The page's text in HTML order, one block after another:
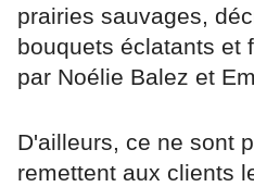
prairies sauvages,
bouquets éclatants et
par Noélie Balez et
D'ailleurs, ce ne sont
remettent aux clients